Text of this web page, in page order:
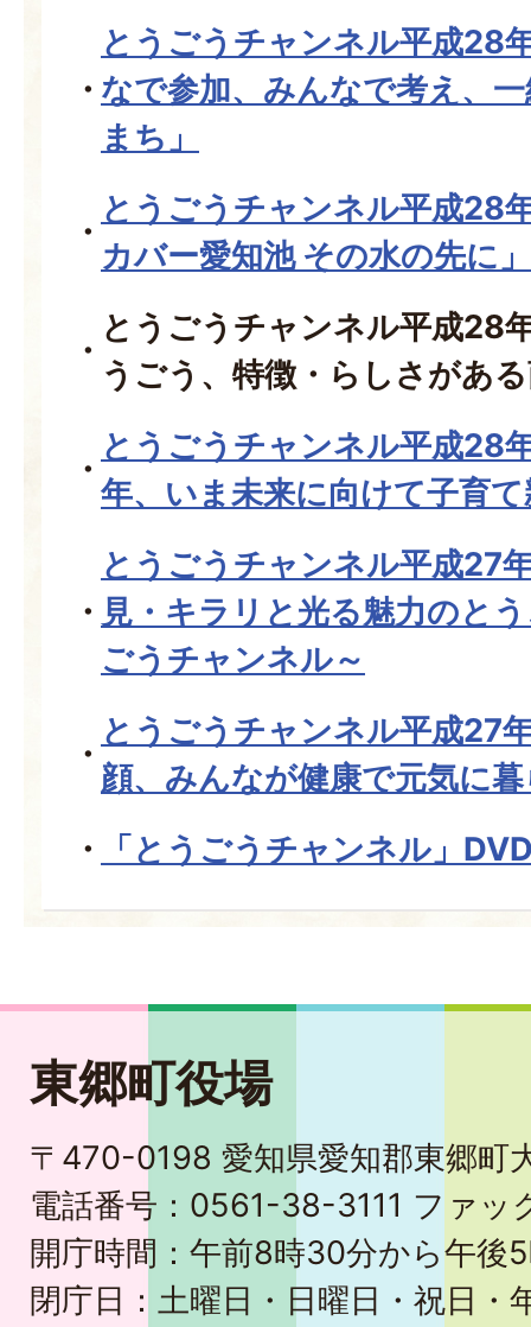
とうごうチャンネル平成28
なで参加、みんなで考え、
まち」
とうごうチャンネル平成28
カバー愛知池 その水の先に」
とうごうチャンネル平成28
うごう、特徴・らしさがあ
とうごうチャンネル平成28
年、いま未来に向けて子育
とうごうチャンネル平成27
見・キラリと光る魅力のと
ごうチャンネル～
とうごうチャンネル平成27
顔、みんなが健康で元気に
「とうごうチャンネル」
東郷町役場
〒470-0198 愛知県愛知郡東郷町
電話番号：0561-38-3111 ファ
開庁時間：午前8時30分から午後
閉庁日：土曜日・日曜日・祝日・